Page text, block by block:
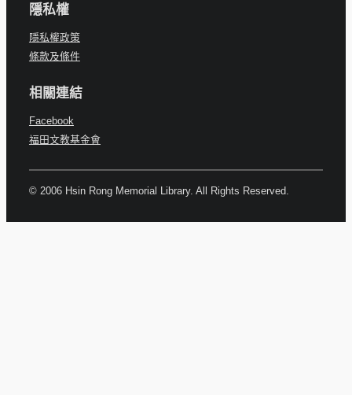
隱私權
隱私權政策
條款及條件
相關連結
Facebook
福田文教基金會
© 2006 Hsin Rong Memorial Library. All Rights Reserved.